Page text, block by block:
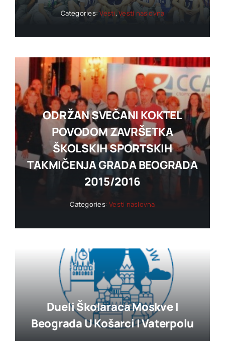
Categories:Vesti,Vesti naslovna
ODRŽAN SVEČANI KOKTEL
POVODOM ZAVRŠETKA
ŠKOLSKIH SPORTSKIH
TAKMIČENJA GRADA BEOGRADA
2015/2016
Categories:Vesti naslovna
Dueli Školaraca Moskve I
Beograda U Košarci I Vaterpolu